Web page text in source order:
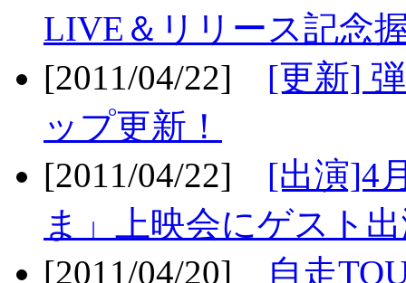
LIVE＆リリース記念
[2011/04/22] [更新]
ップ更新！
[2011/04/22] [出演]4
ま」上映会にゲスト
[2011/04/20]
自走